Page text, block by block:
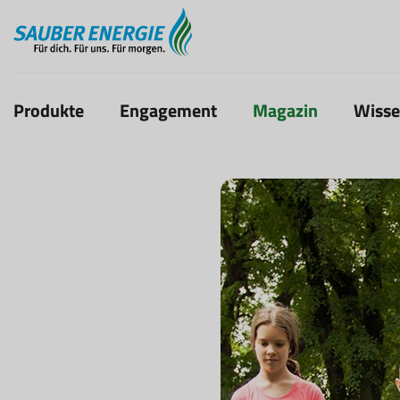
Produkte Engagement Magazin